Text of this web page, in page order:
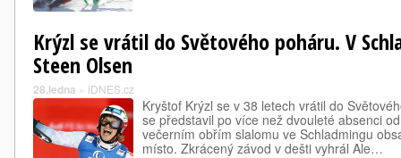
Krýzl se vrátil do Světového poháru. V
Steen Olsen
28.ledna » iDNES.cz
Kryštof Krýzl se v 38 letech vrátil do
se představil po více než dvouleté absenci
večerním obřím slalomu ve Schladmingu
místo. Zkrácený závod v dešti vyhrál Ale…